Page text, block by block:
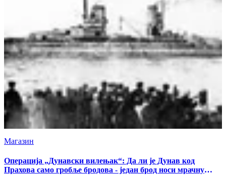
Магазин
Операција „Дунавски вилењак“: Да ли је Дунав код
Прахова само гробље бродова - један брод носи мрачну